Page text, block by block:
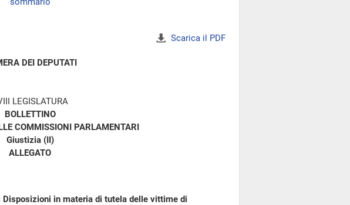
Scarica il PDF
DEI DEPUTATI
LEGISLATURA
BOLLETTINO
COMMISSIONI PARLAMENTARI
Giustizia (II)
ALLEGATO
in materia di tutela delle vittime di